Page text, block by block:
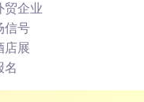
贸企业
信号
店展
名